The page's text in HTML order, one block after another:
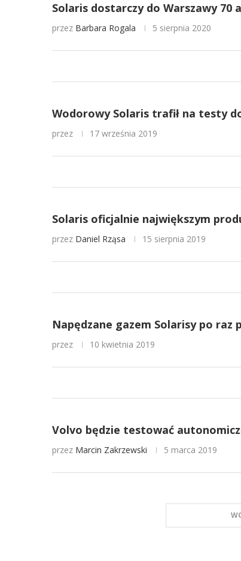
Solaris dostarczy do Warszawy 70
przez Barbara Rogala 5 sierpnia 2020
Wodorowy Solaris trafił na testy
przez 17 września 2019
Solaris oficjalnie największym
przez Daniel Rząsa 15 sierpnia 2019
Napędzane gazem Solarisy po
przez 10 kwietnia 2019
Volvo będzie testować
przez Marcin Zakrzewski 5 marca 2019